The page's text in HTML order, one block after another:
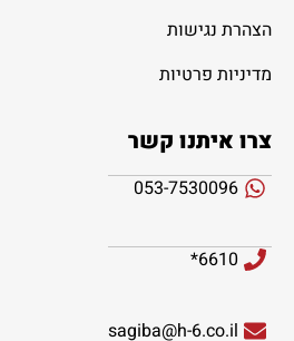
הצהרת נגישות
מדיניות פרטיות
צרו איתנו קשר
053-7530096
6610*
sagiba@h-6.co.il